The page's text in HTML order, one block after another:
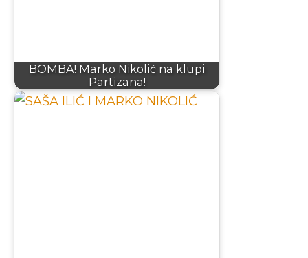
BOMBA! Marko Nikolić na klupi
Partizana!